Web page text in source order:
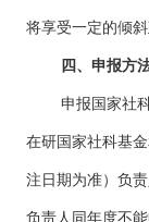
将享受一定的倾斜
四、申报方
申报国家社科
在研国家社科基
注日期为准）负
负责人同年度不